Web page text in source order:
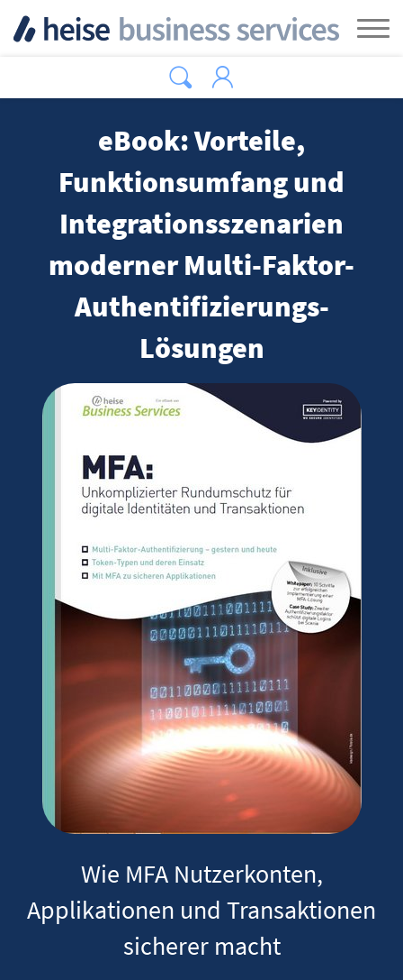
eBook: Vorteile,
Funktionsumfang und
Integrationsszenarien
moderner Multi-Faktor-
Authentifizierungs-
Lösungen
Wie MFA Nutzerkonten,
Applikationen und Transaktionen
sicherer macht